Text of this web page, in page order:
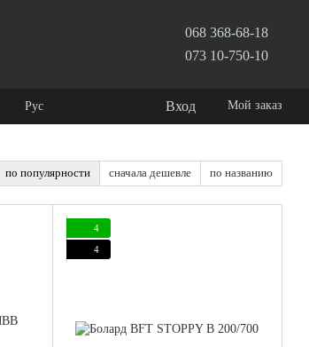
068 368-68-18
073 10-750-10
Рус Вход Мой заказ
по популярности сначала дешевле по названию
4
4